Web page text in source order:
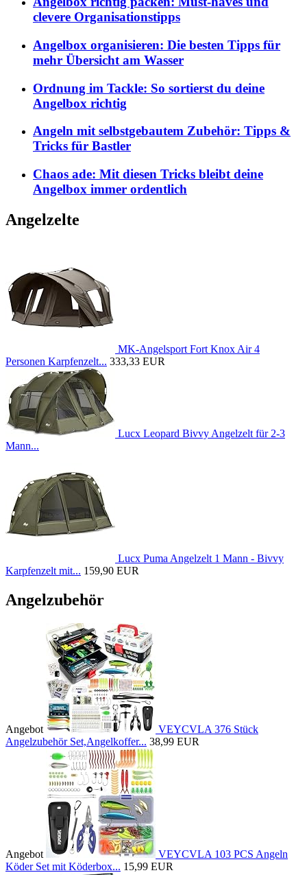
clevere Organisationstipps
Angelbox organisieren: Die besten Tipps für
mehr Übersicht am Wasser
Ordnung im Tackle: So sortierst du deine
Angelbox richtig
Angeln mit selbstgebautem Zubehör: Tipps &
Tricks für Bastler
Chaos ade: Mit diesen Tricks bleibt deine
Angelbox immer ordentlich
Angelzelte
MK-Angelsport Fort Knox Air 4
Personen Karpfenzelt... 333,33 EUR
Lucx Leopard Bivvy Angelzelt für 2-3
Mann...
Lucx Puma Angelzelt 1 Mann - Bivvy
Karpfenzelt mit... 159,90 EUR
Angelzubehör
Angebot
VEYCVLA 376 Stück
Angelzubehör Set,Angelkoffer... 38,99 EUR
Angebot
VEYCVLA 103 PCS Angeln
Köder Set mit Köderbox... 15,99 EUR